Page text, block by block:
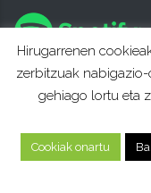
Hirugarrenen
zerbitzuak
gehiago lortu eta
Cookiak onartu